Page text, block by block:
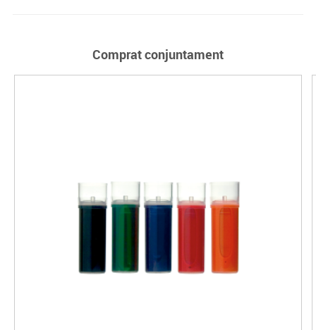
Comprat conjuntament